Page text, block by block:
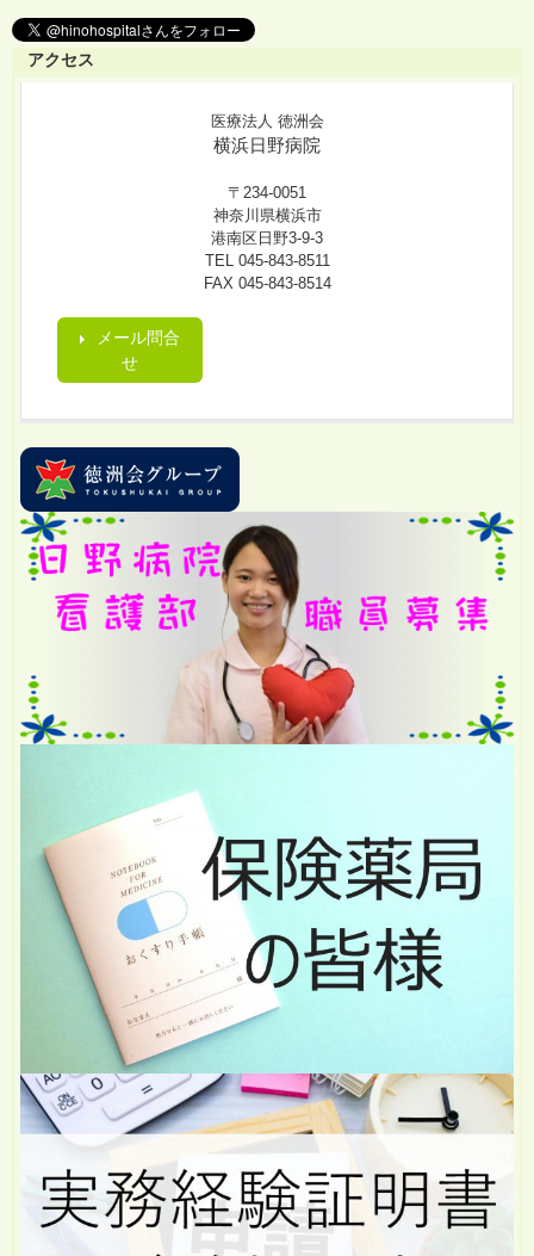
アクセス
医療法人 徳洲会
横浜日野病院
〒234-0051
神奈川県横浜市
港南区日野3-9-3
TEL 045-843-8511
FAX 045-843-8514
メール問合
せ